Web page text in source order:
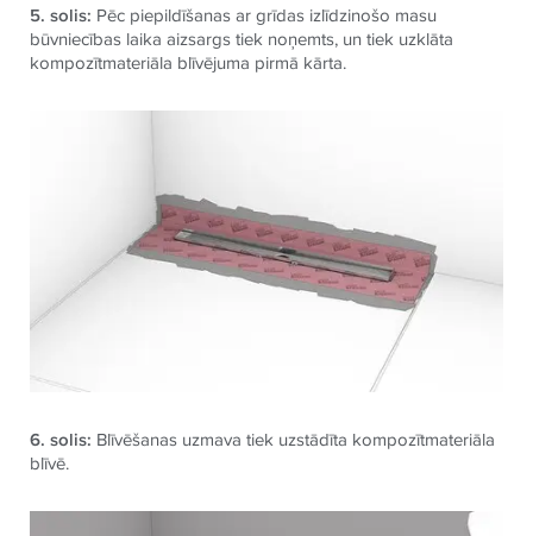
5. solis: Pēc piepildīšanas ar grīdas izlīdzinošo masu
būvniecības laika aizsargs tiek noņemts, un tiek uzklāta
kompozītmateriāla blīvējuma pirmā kārta.
6. solis: Blīvēšanas uzmava tiek uzstādīta kompozītmateriāla
blīvē.